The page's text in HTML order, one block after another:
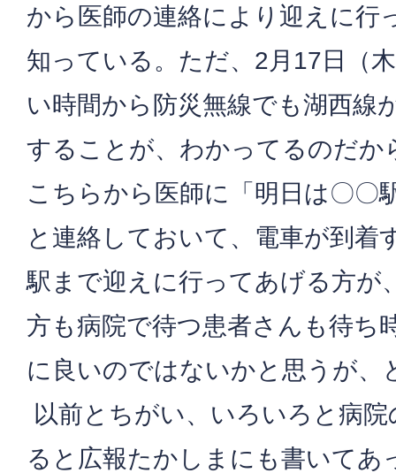
から医師の連絡により迎えに行
知っている。ただ、2月17日（
い時間から防災無線でも湖西線
することが、わかってるのだか
こちらから医師に「明日は〇〇
と連絡しておいて、電車が到着
駅まで迎えに行ってあげる方が
方も病院で待つ患者さんも待ち
に良いのではないかと思うが、
以前とちがい、いろいろと病
ると広報たかしまにも書いてあ